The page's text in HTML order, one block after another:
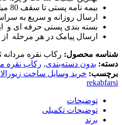
بیمه نامه پستی تا سقف 80 میلیون
ارسال روزانه و سریع به
بسته بندی پستی حرفه ای و
ارسال پیامک در هر مرحله
شناسه محصول: رکاب نقره مردانه
دسته: بدون دسته‌بندی, رکاب نقره
برچسب: خرید وسایل ساخت
rekabfarsi
توضیحات
توضیحات تکمیلی
برند